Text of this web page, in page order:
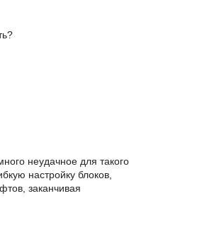
неудачное для такого
настройку блоков,
заканчивая